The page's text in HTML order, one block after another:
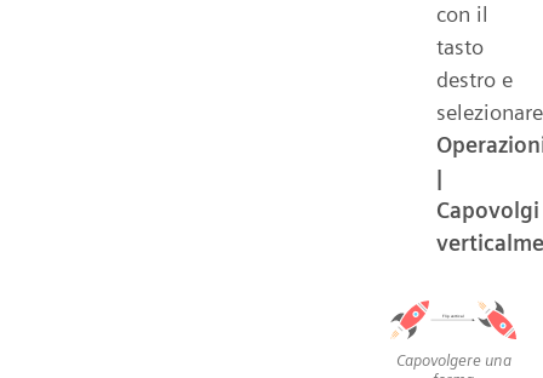
con il
tasto
destro e
selezionare
|
Capovolgi
Capovolgere una